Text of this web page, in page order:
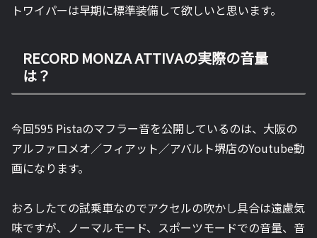
トワイパーは早期に標準装備して欲しいと思います。
RECORD MONZA ATTIVAの実際の音量
は？
今回595 Pistaのマフラー音を公開しているのは、大阪の
アルファロメオ／フィアット／アバルト堺店のYoutube動
画になります。
おろしたての試乗車なのでアクセルの吹かし具合は遠慮気
味ですが、ノーマルモード、スポーツモードでの音量、音